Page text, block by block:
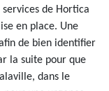
services de Hortica
en place. Une
de bien identifier
la suite pour que
dans le